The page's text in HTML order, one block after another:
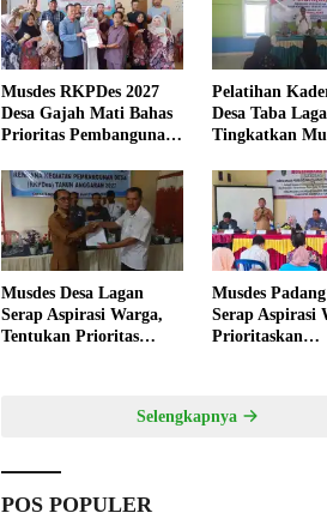
Musdes RKPDes 2027
Desa Gajah Mati Bahas
Prioritas Pembangunan
Pelatihan
Desa Taba
Tingkatkan
Musdes Desa Lagan
Serap Aspirasi Warga,
Tentukan Prioritas
Musdes
Serap Aspirasi
Prioritaskan
Selengkapnya
POS POPULER